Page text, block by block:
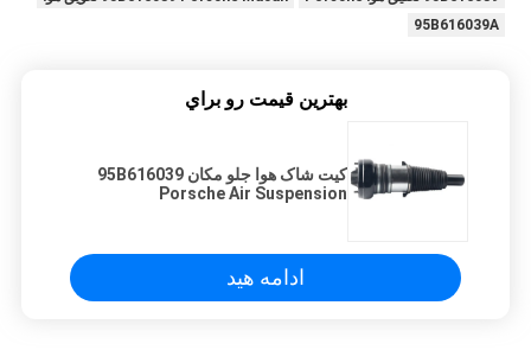
95B616039A
بهترين قيمت رو براي
کیت شاک هوا جلو مکان 95B616039
Porsche Air Suspension
ادامه هید